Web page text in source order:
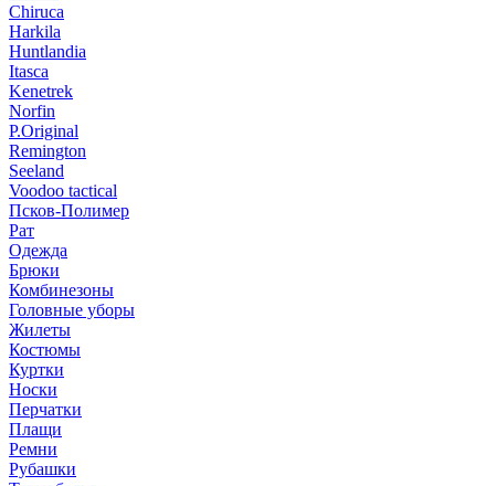
Chiruсa
Harkila
Huntlandia
Itasca
Kenetrek
Norfin
P.Original
Remington
Seeland
Voodoo tactical
Псков-Полимер
Рат
Одежда
Брюки
Комбинезоны
Головные уборы
Жилеты
Костюмы
Куртки
Носки
Перчатки
Плащи
Ремни
Рубашки